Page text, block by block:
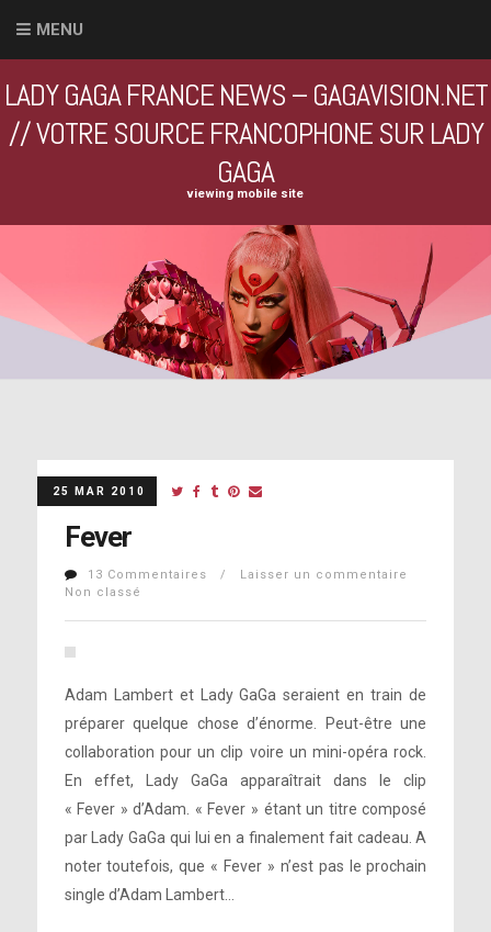
MENU
LADY GAGA FRANCE NEWS – GAGAVISION.NET
// VOTRE SOURCE FRANCOPHONE SUR LADY
GAGA
viewing mobile site
25 MAR 2010
Fever
13 Commentaires / Laisser un commentaire
Non classé
Adam Lambert et Lady GaGa seraient en train de
préparer quelque chose d’énorme. Peut-être une
collaboration pour un clip voire un mini-opéra rock.
En effet, Lady GaGa apparaîtrait dans le clip
« Fever » d’Adam. « Fever » étant un titre composé
par Lady GaGa qui lui en a finalement fait cadeau. A
noter toutefois, que « Fever » n’est pas le prochain
single d’Adam Lambert…